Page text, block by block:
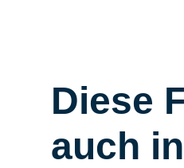
Diese
auch